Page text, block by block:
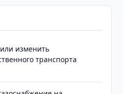
изменить
транспорта